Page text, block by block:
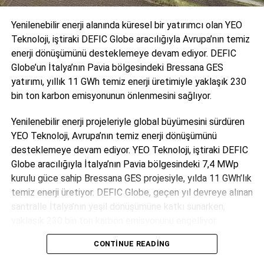
boyaya zengin ürün gamıyla bugün sektörün lider kuruluşları arasında yer
ve alanında Pazar lideri olanGenç, “Boyanın Ustası” sloganı ile pazara
renk getiren Düfa, ahşap malzemelerin kullanım ömürlerini minimum
bakım faaliyetleri ile uzatanWoodsolve Güney Kore’nin en büyük
firmalarından biri olan Noroo Paint ile 2012 yılında gerçekleştirdiği
stratejik ortaklıktan doğan
Genç Noroo
Kimya Gebze’deki yeni fabrikasında ise tutkal, hammadde ve bağlayıcılara
odaklanmaktadır.Avrupa’nın en büyük mobilya boya ve vernik
ülkeye ihracatyapmaktadır ve 2026 yılında sektördeki 50. yılını
kutlayacaktır. Kayalar Kimya global arenadaki başarıları nedeniyle
İstanbul Kimyevi Maddeler ve Mamulleri İhracatçıları Birliği’nin (İKMİB)
“İhracatın Yıldızları” ödüllerinde
“Boya, Vernik ve
Mürekkepler İhracatı” kategorisinde3. sıradayer alarak ödül almıştır.
Yenilenebilir enerji alanında küresel bir yatırımcı olan YEO
Teknoloji, iştiraki DEFIC Globe aracılığıyla Avrupa’nın temiz
enerji dönüşümünü desteklemeye devam ediyor. DEFIC
Globe’un İtalya’nın Pavia bölgesindeki Bressana GES
yatırımı, yıllık 11 GWh temiz enerji üretimiyle yaklaşık 230
bin ton karbon emisyonunun önlenmesini sağlıyor.
Yenilenebilir enerji projeleriyle global büyümesini sürdüren
YEO Teknoloji, Avrupa’nın temiz enerji dönüşümünü
desteklemeye devam ediyor. YEO Teknoloji, iştiraki DEFIC
Globe aracılığıyla İtalya’nın Pavia bölgesindeki 7,4 MWp
kurulu güce sahip Bressana GES projesiyle, yılda 11 GWh’lık
temiz enerji üretiyor. DEFIC Globe, geçen yıl devreye alınan
santralle İtalya’nın yeşil dönüşümüne katkı sunarken,
CONTINUE READING